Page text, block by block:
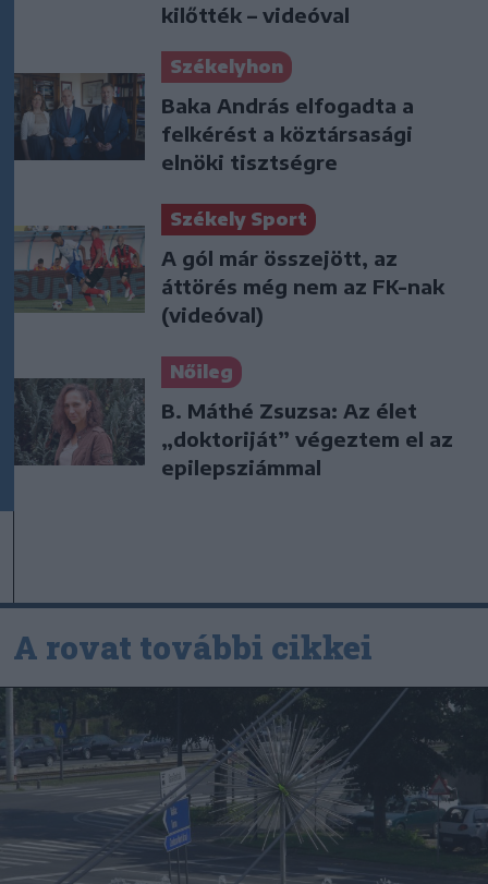
kilőtték – videóval
Székelyhon
Baka András elfogadta a
felkérést a köztársasági
elnöki tisztségre
Székely Sport
A gól már összejött, az
áttörés még nem az FK-nak
(videóval)
Nőileg
B. Máthé Zsuzsa: Az élet
„doktoriját” végeztem el az
epilepsziámmal
A rovat további cikkei